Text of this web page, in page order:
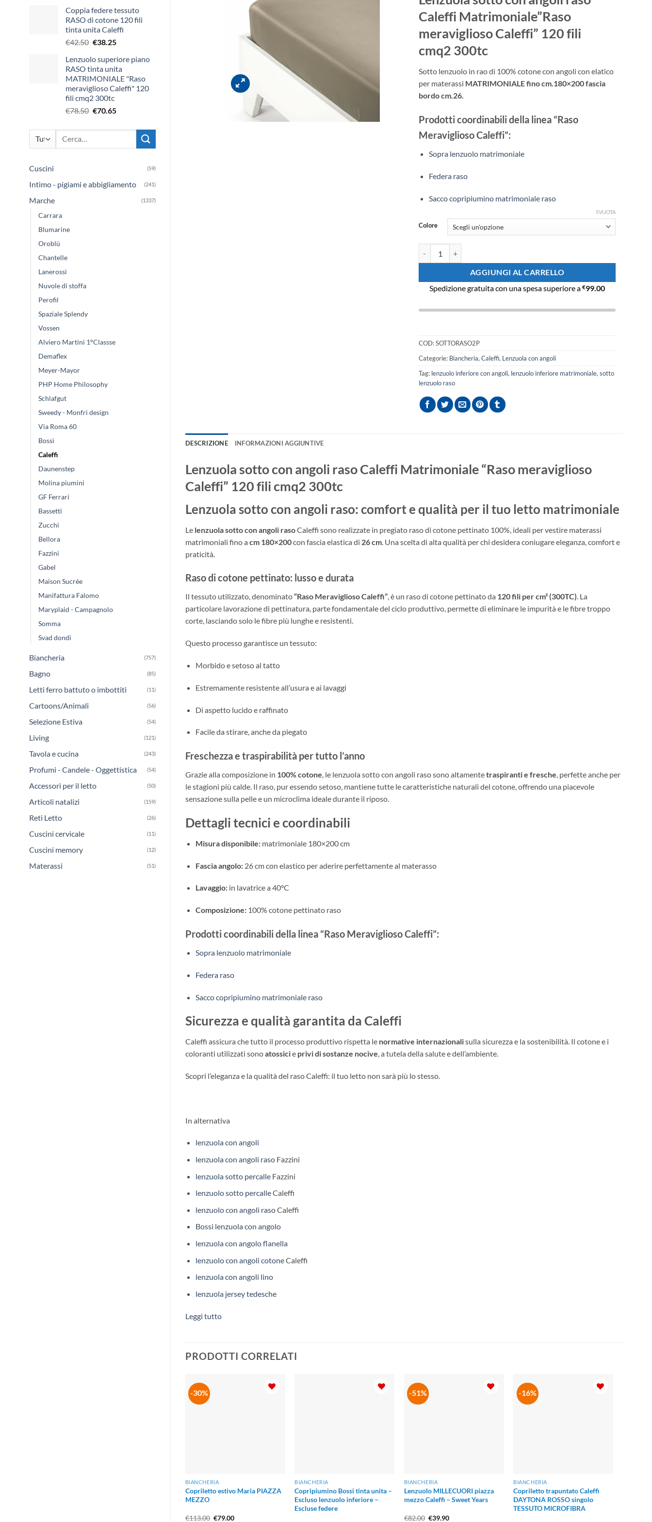
Coppia federe tessuto
RASO di cotone 120 fili
tinta unita Caleffi
€42.50 Il
originale
era:
€42.50.
€38.25Il
attuale
è:
€38.25.
Lenzuolo superiore piano
RASO tinta unita
MATRIMONIALE "Raso
meraviglioso Caleffi" 120
fili cmq2 300tc
€78.50 Il
originale
€78.50.
€70.65Il
attuale
€70.65.
Cerca:
Cuscini (59)
Intimo - pigiami e abbigliamento (241)
Marche (1337)
Carrara
Blumarine
Oroblù
Chantelle
Lanerossi
Nuvole di stoffa
Perofil
Spaziale Splendy
Vossen
Alviero Martini 1°Classse
Demaflex
Meyer-Mayor
PHP Home Philosophy
Schlafgut
Sweedy - Monfri design
Via Roma 60
Bossi
Caleffi
Daunenstep
Molina piumini
GF Ferrari
Bassetti
Zucchi
Bellora
Fazzini
Gabel
Maison Sucrée
Manifattura Falomo
Maryplaid - Campagnolo
Somma
Svad dondi
Biancheria (757)
Bagno (85)
Letti ferro battuto o imbottiti (11)
Cartoons/Animali (56)
Selezione Estiva (54)
Living (121)
Tavola e cucina (243)
Profumi - Candele - Oggettistica (54)
Accessori per il letto (50)
Articoli natalizi (159)
Reti Letto (26)
Cuscini cervicale (11)
Cuscini memory (12)
Materassi (51)
era:
€65.00.
è:
€55.25.
Caleffi Matrimoniale”Raso
meraviglioso Caleffi” 120 fili
cmq2 300tc
Sotto lenzuolo in rao di 100% cotone con angoli con elatico
per materassi MATRIMONIALE fino cm.180×200 fascia
bordo cm.26.
Prodotti coordinabili della linea “Raso
Meraviglioso Caleffi”:
Sopra lenzuolo matrimoniale
Federa raso
Sacco copripiumino matrimoniale raso
Colore
SVUOTA
AGGIUNGI AL CARRELLO
Spedizione gratuita con una spesa superiore a €99.00
COD:SOTTORASO2P
Categorie: Biancheria,Caleffi, Lenzuola con angoli
Tag: lenzuolo inferiore con angoli, lenzuolo inferiore matrimoniale,sotto
lenzuolo raso
DESCRIZIONE INFORMAZIONI AGGIUNTIVE
Lenzuola sotto con angoli raso Caleffi Matrimoniale “Raso meraviglioso
Caleffi” 120 fili cmq2 300tc
Lenzuola sotto con angoli raso: comfort e qualità per il tuo letto matrimoniale
Le lenzuola sotto con angoli rasoCaleffi sono realizzate in pregiato raso di cotone pettinato 100%, ideali per vestire materassi
matrimoniali fino a cm 180×200con fascia elastica di 26 cm . Una scelta di alta qualità per chi desidera coniugare eleganza, comfort e
praticità.
Raso di cotone pettinato: lusso e durata
Il tessuto utilizzato, denominato“Raso Meraviglioso Caleffi”, è un raso di cotone pettinato da 120 fili per cm² (300TC). La
particolare lavorazione di pettinatura, parte fondamentale del ciclo produttivo, permette di eliminare le impurità e le fibre troppo
corte, lasciando solo le fibre più lunghe e resistenti.
Questo processo garantisce un tessuto:
Morbido e setoso al tatto
Estremamente resistente all’usura e ai lavaggi
Di aspetto lucido e raffinato
Facile da stirare, anche da piegato
Freschezza e traspirabilità per tutto l’anno
Grazie alla composizione in 100% cotone, le lenzuola sotto con angoli raso sono altamentetraspiranti e fresche, perfette anche per
le stagioni più calde. Il raso, pur essendo setoso, mantiene tutte le caratteristiche naturali del cotone, offrendo una piacevole
sensazione sulla pelle e un microclima ideale durante il riposo.
Dettagli tecnici e coordinabili
Misura disponibile:matrimoniale 180×200 cm
Fascia angolo:26 cm con elastico per aderire perfettamente al materasso
Lavaggio:in lavatrice a 40°C
Composizione:100% cotone pettinato raso
Prodotti coordinabili della linea “Raso Meraviglioso Caleffi”:
Sopra lenzuolo matrimoniale
Federa raso
Sacco copripiumino matrimoniale raso
Sicurezza e qualità garantita da Caleffi
Caleffi assicura che tutto il processo produttivo rispetta le normative internazionalisulla sicurezza e la sostenibilità. Il cotone e i
coloranti utilizzati sonoatossicie privi di sostanze nocive, a tutela della salute e dell’ambiente.
Scopri l’eleganza e la qualità del raso Caleffi: il tuo letto non sarà più lo stesso.
In alternativa
lenzuola con angoli
lenzuola con angoli raso Fazzini
lenzuola sotto percalleFazzini
lenzuolo sotto percalleCaleffi
lenzuolo con angoli rasoCaleffi
Bossi lenzuola con angolo
lenzuola con angolo flanella
lenzuolo con angoli cotoneCaleffi
lenzuola con angoli lino
lenzuola jersey tedesche
Leggi tutto
PRODOTTI CORRELATI
-30%
BIANCHERIA
Copriletto estivo Maria PIAZZA
MEZZO
€113.00 Il
€79.00Il
BIANCHERIA
Copripiumino Bossi tinta unita –
Escluso lenzuolo inferiore –
Escluse federe
-51%
BIANCHERIA
Lenzuolo MILLECUORI piazza
mezzo Caleffi – Sweet Years
€82.00 Il
€39.90Il
-16%
BIANCHERIA
Copriletto trapuntato Caleffi
DAYTONA ROSSO singolo
TESSUTO MICROFIBRA